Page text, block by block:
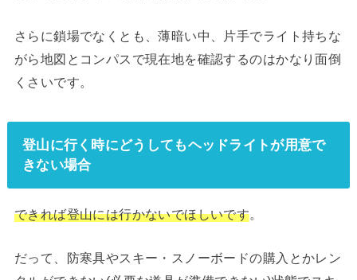
さらに鎖場でなくとも、薄暗い中、片手でライト持ちな
がら地図とコンパスで現在地を確認するのはかなり面倒
くさいです。
登山に行く時にどうしてもヘッドライトが用意で
きない場合
できれば登山には行かないでほしいです。
だって、防寒具やスキー・スノーボードの購入とかレン